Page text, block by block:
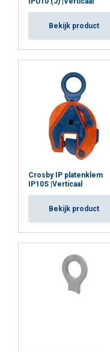
Bekijk product
Crosby IP platenklem
IP10S |Verticaal
Bekijk product